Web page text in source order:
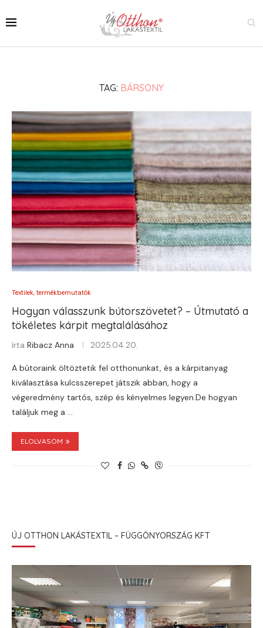
TAG: BÁRSONY
Textilek, termékbemutatók
Hogyan válasszunk bútorszövetet? – Útmutató a
tökéletes kárpit megtalálásához
írta Ribacz Anna 2025.04.20.
A bútoraink öltöztetik fel otthonunkat, és a kárpitanyag
kiválasztása kulcsszerepet játszik abban, hogy a
végeredmény tartós, szép és kényelmes legyen.De hogyan
találjuk meg a …
ELOLVASOM
ÚJ OTTHON LAKÁSTEXTIL – FÜGGÖNYORSZÁG KFT